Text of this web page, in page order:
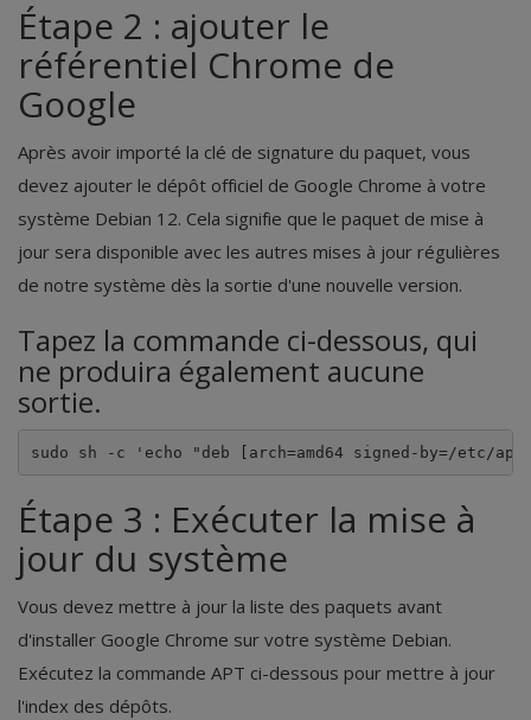
Étape 2 : ajouter le
référentiel Chrome de
Google
Après avoir importé la clé de signature du paquet, vous
devez ajouter le dépôt officiel de Google Chrome à votre
système Debian 12. Cela signifie que le paquet de mise à
jour sera disponible avec les autres mises à jour régulières
de notre système dès la sortie d'une nouvelle version.
Tapez la commande ci-dessous, qui
ne produira également aucune
sortie.
Étape 3 : Exécuter la mise à
jour du système
Vous devez mettre à jour la liste des paquets avant
d'installer Google Chrome sur votre système Debian.
Exécutez la commande APT ci-dessous pour mettre à jour
l'index des dépôts.